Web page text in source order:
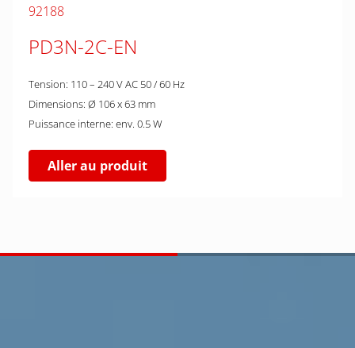
92188
PD3N-2C-EN
Tension: 110 – 240 V AC 50 / 60 Hz
Dimensions: Ø 106 x 63 mm
Puissance interne: env. 0.5 W
Aller au produit